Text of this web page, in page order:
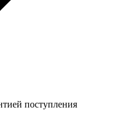
поступления